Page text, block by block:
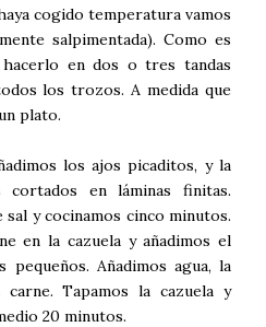
cogido temperatura vamos
salpimentada). Como es
en dos o tres tandas
los trozos. A medida que
plato.
los ajos picaditos, y la
en láminas finitas.
sal y cocinamos cinco minutos.
en la cazuela y añadimos el
Añadimos agua, la
Tapamos la cazuela y
20 minutos.